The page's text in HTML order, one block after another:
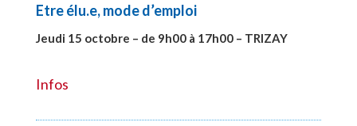
Etre élu.e, mode d’emploi
Jeudi 15 octobre – de 9h00 à 17h00 – TRIZAY
Infos